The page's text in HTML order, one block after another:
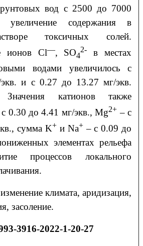
вод с 2500 до 7000
содержания в
токсичных солей.
ионов Cl—, SO4
2-
в местах
водами увеличилось с
и с 0.27 до 13.27 мг/экв.
Значения катионов также
0.30 до 4.41 мг/экв., Mg2+ – с
сумма K+ и Na+– с 0.09 до
элементах рельефа
процессов локального
изменение климата, аридизация,
засоление.
3916-2022-1-20-27